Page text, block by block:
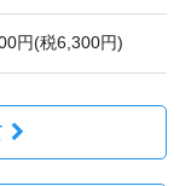
円(税6,300円)